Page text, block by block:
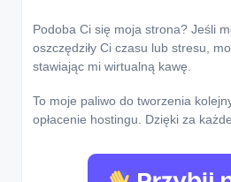
Podoba Ci się moja strona? Jeśli
oszczędziły Ci czasu lub stresu,
stawiając mi wirtualną kawę.
To moje paliwo do tworzenia
opłacenie hostingu. Dzięki za